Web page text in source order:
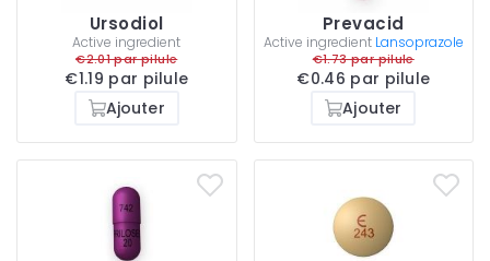
Ursodiol
Active ingredient
€2.01 par pilule
€1.19 par pilule
Ajouter
Prevacid
Active ingredient Lansoprazole
€1.73 par pilule
€0.46 par pilule
Ajouter